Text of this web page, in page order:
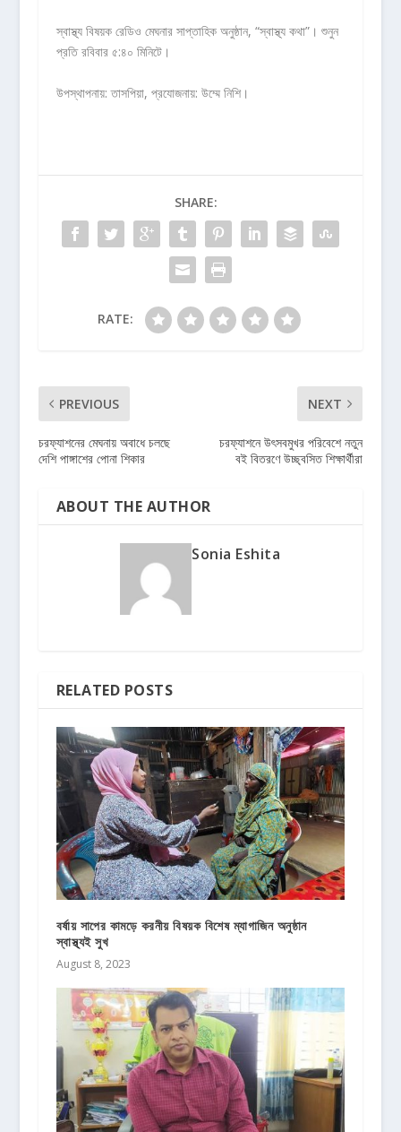
স্বাস্থ্য বিষয়ক রেডিও মেঘনার সাপ্তাহিক অনুষ্ঠান, “স্বাস্থ্য কথা”। শুনুন
প্রতি রবিবার ৫:৪০ মিনিটে।
উপস্থাপনায়: তাসপিয়া, প্রযোজনায়: উম্মে নিশি।
SHARE:
RATE:
PREVIOUS
চরফ্যাশনের মেঘনায় অবাধে চলছে
দেশি পাঙ্গাশের পোনা শিকার
NEXT
চরফ্যাশনে উৎসবমুখর পরিবেশে নতুন
বই বিতরণে উচ্ছ্বসিত শিক্ষার্থীরা
ABOUT THE AUTHOR
Sonia Eshita
RELATED POSTS
বর্ষায় সাপের কামড়ে করনীয় বিষয়ক বিশেষ ম্যাগাজিন অনুষ্ঠান
স্বাস্থ্যই সুখ
August 8, 2023